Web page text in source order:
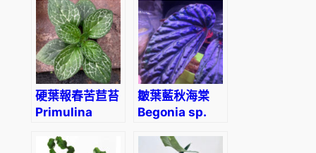
Albivenis)
硬葉報春苦苣苔
Primulina
皺葉藍秋海棠
Begonia sp.
Sarawak